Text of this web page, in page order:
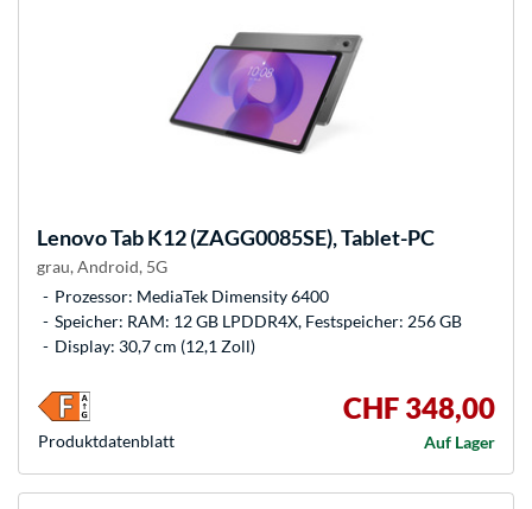
LenovoTab K12 (ZAGG0085SE), Tablet-PC
grau, Android, 5G
Prozessor: MediaTek Dimensity 6400
Speicher: RAM: 12 GB LPDDR4X, Festspeicher: 256 GB
Display: 30,7 cm (12,1 Zoll)
CHF 348,00
Auf Lager
Produkt­datenblatt